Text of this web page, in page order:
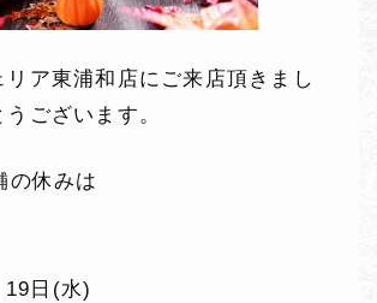
リア東浦和店にご来店頂きまし
ございます。
の休みは
日(水)